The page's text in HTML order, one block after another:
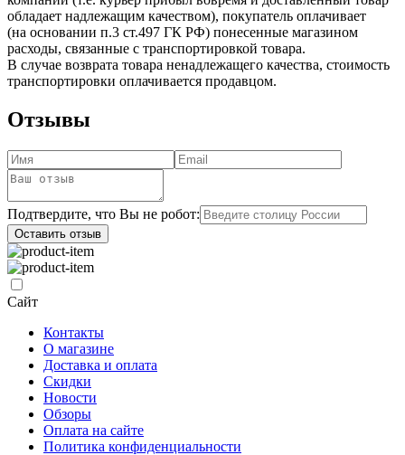
обладает надлежащим качеством), покупатель оплачивает
(на основании п.3 ст.497 ГК РФ) понесенные магазином
расходы, связанные с транспортировкой товара.
В случае возврата товара ненадлежащего качества, стоимость
транспортировки оплачивается продавцом.
Отзывы
Подтвердите, что Вы не робот:
Оставить отзыв
Сайт
Контакты
О магазине
Доставка и оплата
Скидки
Новости
Обзоры
Оплата на сайте
Политика конфиденциальности